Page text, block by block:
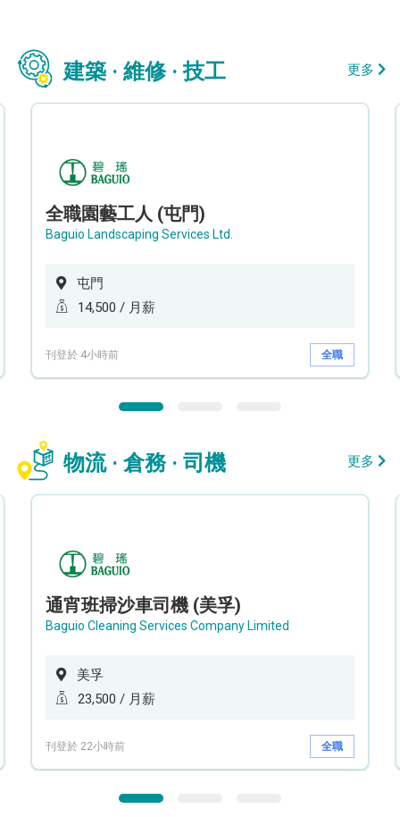
建築 · 維修 · 技工 更多
全職園藝工人 (屯門)
Baguio Landscaping Services Ltd.
屯門
14,500 / 月薪
刊登於 4小時前 全職
物流 · 倉務 · 司機 更多
通宵班掃沙車司機 (美孚)
Baguio Cleaning Services Company Limited
美孚
23,500 / 月薪
刊登於 22小時前 全職